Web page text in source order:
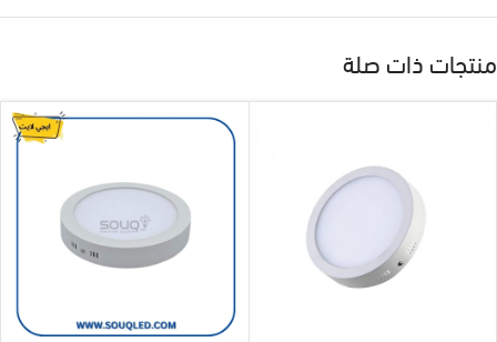
منتجات ذات صلة